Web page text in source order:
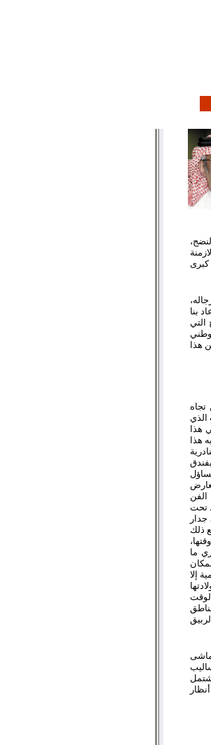
كبرى
بنا
التي
هذا
تجاه
الذي
هذا
هذا
الهام ابتدء من أول معرض أقيم في الجنادرية عام 1405هـ تحت
ذلك
ما
إلا